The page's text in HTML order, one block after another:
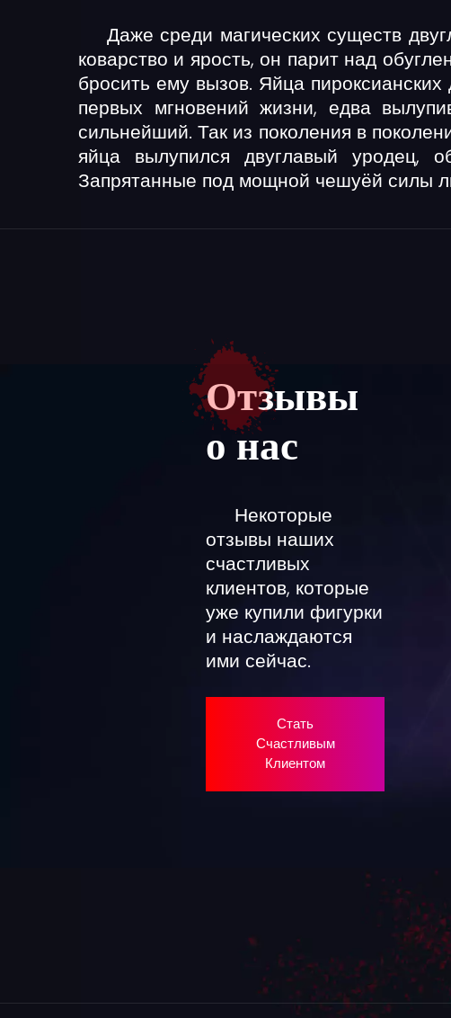
Даже среди магических существ
коварство и ярость, он парит над
бросить ему вызов. Яйца
первых мгновений жизни, едва
сильнейший. Так из поколения в
яйца вылупился двуглавый уродец,
Запрятанные под мощной чешуёй силы
Отзывы
о нас
Некоторые
отзывы наших
счастливых
клиентов, которые
уже купили фигурки
и наслаждаются
ими сейчас.
Стать
Счастливым
Клиентом